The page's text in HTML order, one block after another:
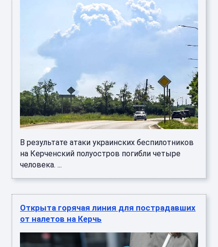
В результате атаки украинских беспилотников
на Керченский полуостров погибли четыре
человека. ...
Открыта горячая линия для пострадавших
от налетов на Керчь